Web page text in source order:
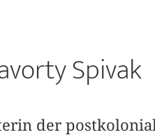
Spivak
der